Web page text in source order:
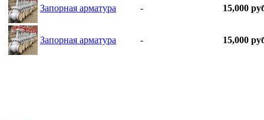
Запорная арматура - 15,000
Запорная арматура - 15,000